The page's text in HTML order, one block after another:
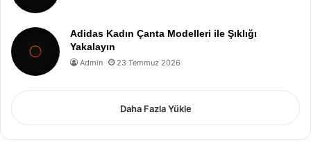
Adidas Kadın Çanta Modelleri ile Şıklığı
Yakalayın
Admin 23 Temmuz 2026
Daha Fazla Yükle